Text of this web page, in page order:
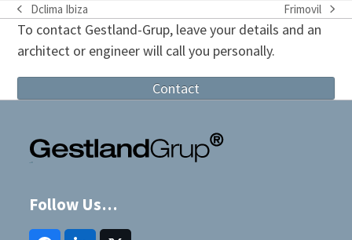
previous
post:
Dclima Ibiza
next
post:
Frimovil
To contact Gestland-Grup, leave your details and an
architect or engineer will call you personally.
Contact
Follow Us…